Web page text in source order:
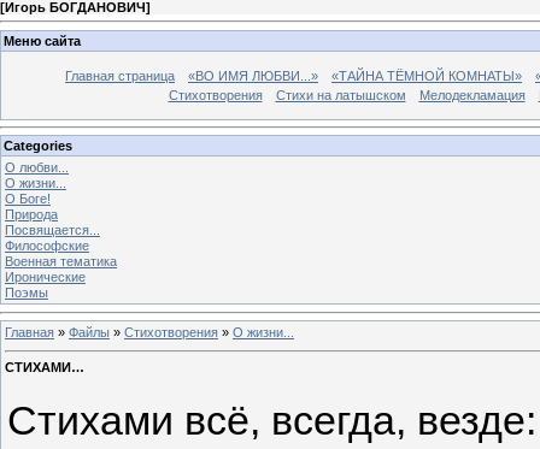
[Игорь БОГДАНОВИЧ]
Меню сайта
Главная страница «ВО ИМЯ ЛЮБВИ...» «ТАЙНА ТЁМНОЙ КОМНАТЫ»
Стихотворения
Стихи на латышском Мелодекламация
Categories
О любви...
О жизни...
О Боге!
Природа
Посвящается...
Философские
Военная тематика
Иронические
Поэмы
Главная » Файлы » Стихотворения » О жизни...
СТИХАМИ…
Стихами всё, всегда, везде: